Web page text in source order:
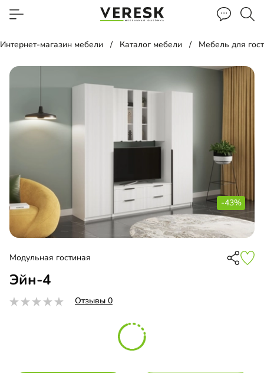
Интернет-магазин мебели Каталог мебели Мебель для
-43%
Модульная гостиная
Эйн-4
Отзывы 0